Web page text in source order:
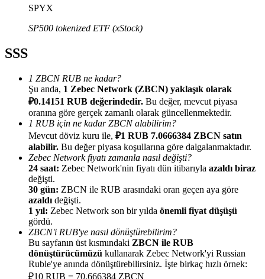
Arkadaşını davet et, nakit ödüller kazan
BTC Welcome Rewards
BTC Welcome Rewards
Deposit & Trade BTC to Share 25000 USDT prize pool!
SPYX
SP500 tokenized ETF (xStock)
SSS
1 ZBCN RUB ne kadar?
Şu anda, 1 Zebec Network (ZBCN) yaklaşık olarak
₽0.14151 RUB değerindedir. Bu değer, mevcut piyasa
oranına göre gerçek zamanlı olarak güncellenmektedir.
1 RUB için ne kadar ZBCN alabilirim?
Mevcut döviz kuru ile, ₽1 RUB 7.0666384 ZBCN satın
alabilir. Bu değer piyasa koşullarına göre dalgalanmaktadır.
Zebec Network fiyatı zamanla nasıl değişti?
24 saat: Zebec Network'nin fiyatı dün itibarıyla azaldı biraz
değişti.
30 gün: ZBCN ile RUB arasındaki oran geçen aya göre
azaldı değişti.
1 yıl: Zebec Network son bir yılda önemli fiyat düşüşü
gördü.
ZBCN'i RUB'ye nasıl dönüştürebilirim?
Bu sayfanın üst kısmındaki ZBCN ile RUB
dönüştürücümüzü kullanarak Zebec Network'yi Russian
Ruble'ye anında dönüştürebilirsiniz. İşte birkaç hızlı örnek:
₽10 RUB = 70.666384 ZBCN